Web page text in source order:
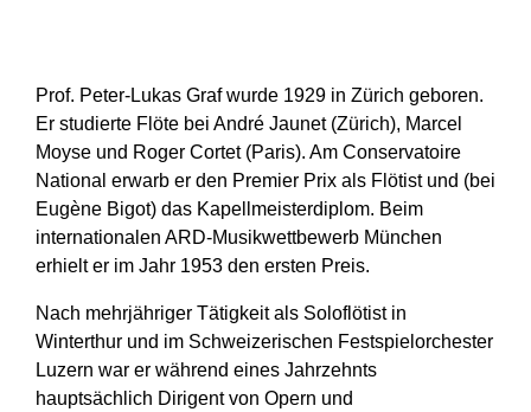
Prof. Peter-Lukas Graf wurde 1929 in Zürich geboren.
Er studierte Flöte bei André Jaunet (Zürich), Marcel
Moyse und Roger Cortet (Paris). Am Conservatoire
National erwarb er den Premier Prix als Flötist und (bei
Eugène Bigot) das Kapellmeisterdiplom. Beim
internationalen ARD-Musikwettbewerb München
erhielt er im Jahr 1953 den ersten Preis.
Nach mehrjähriger Tätigkeit als Soloflötist in
Winterthur und im Schweizerischen Festspielorchester
Luzern war er während eines Jahrzehnts
hauptsächlich Dirigent von Opern und